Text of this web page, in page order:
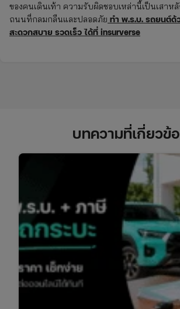
ของคนเดินเท้า ความรับผิดชอบเหล่านี้เป็นเสาห
ถนนที่กลมกลืนและปลอดภัย ทำ พ.ร.บ. รถยนต์ด้
สะดวกสบาย รวดเร็ว ได้ที่ insurverse
บทความที่เกี่ยวข้